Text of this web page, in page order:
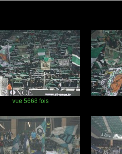
vue 5668 fois